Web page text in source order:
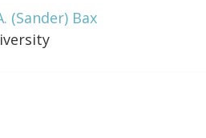
(Sander) Bax